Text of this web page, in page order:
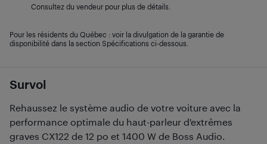
Survol
Rehaussez le système audio de votre voiture avec la
performance optimale du haut-parleur d'extrêmes
graves CX122 de 12 po et 1400 W de Boss Audio.
Consultez du vendeur pour plus de détails.
Pour les résidents du Québec : voir la divulgation de la garantie de
disponibilité dans la section Spécifications ci-dessous.